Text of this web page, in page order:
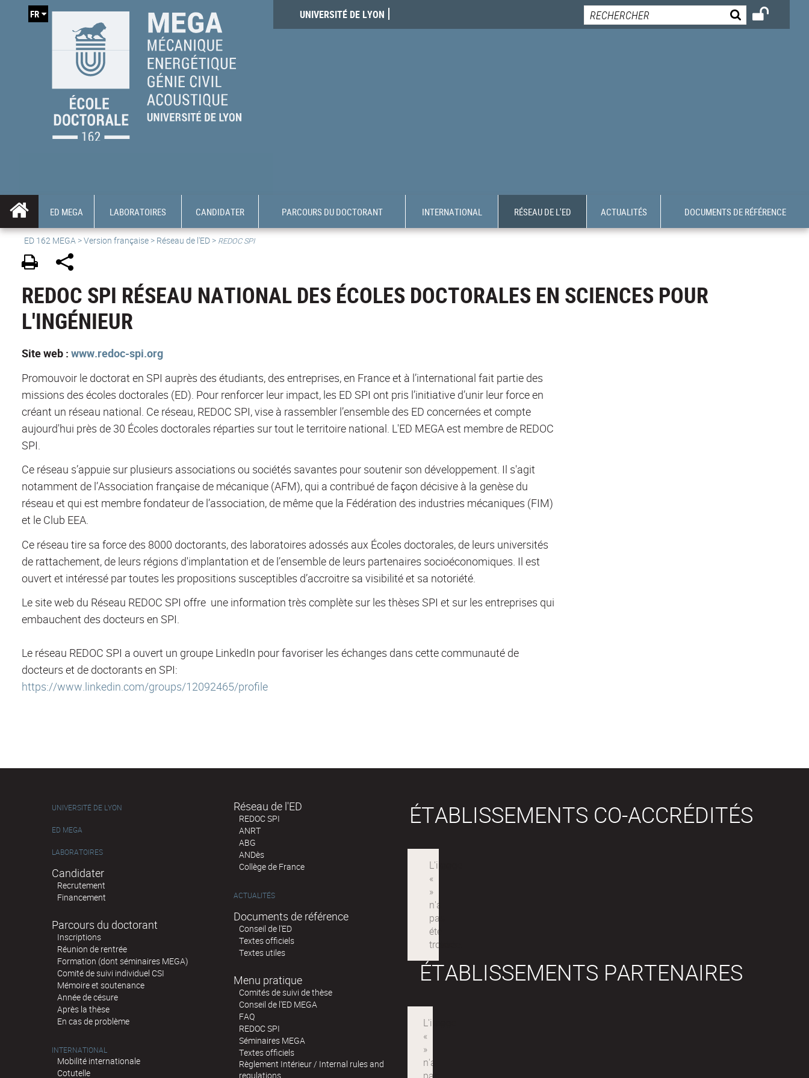
UNIVERSITÉ DE LYON
FR
ED MEGA LABORATOIRES CANDIDATER PARCOURS DU DOCTORANT INTERNATIONAL RÉSEAU DE L'ED ACTUALITÉS DOCUMENTS DE RÉFÉRENCE
ED 162 MEGA >Version française > Réseau de l'ED > REDOC SPI
REDOC SPI RÉSEAU NATIONAL DES ÉCOLES DOCTORALES EN SCIENCES POUR
L'INGÉNIEUR
Site web : www.redoc-spi.org
Promouvoir le doctorat en SPI auprès des étudiants, des entreprises, en France et à l’international fait partie des
missions des écoles doctorales (ED). Pour renforcer leur impact, les ED SPI ont pris l’initiative d’unir leur force en
créant un réseau national. Ce réseau, REDOC SPI, vise à rassembler l’ensemble des ED concernées et compte
aujourd'hui près de 30 Écoles doctorales réparties sur tout le territoire national. L'ED MEGA est membre de REDOC
SPI.
Ce réseau s’appuie sur plusieurs associations ou sociétés savantes pour soutenir son développement. Il s'agit
notamment de l’Association française de mécanique (AFM), qui a contribué de façon décisive à la genèse du
réseau et qui est membre fondateur de l’association, de même que la Fédération des industries mécaniques (FIM)
et le Club EEA.
Ce réseau tire sa force des 8000 doctorants, des laboratoires adossés aux Écoles doctorales, de leurs universités
de rattachement, de leurs régions d'implantation et de l’ensemble de leurs partenaires socioéconomiques. Il est
ouvert et intéressé par toutes les propositions susceptibles d’accroitre sa visibilité et sa notoriété.
Le site web du Réseau REDOC SPI offre une information très complète sur les thèses SPI et sur les entreprises qui
embauchent des docteurs en SPI.
Le réseau REDOC SPI a ouvert un groupe LinkedIn pour favoriser les échanges dans cette communauté de
docteurs et de doctorants en SPI:
https://www.linkedin.com/groups/12092465/profile
UNIVERSITÉ DE LYON
ED MEGA
LABORATOIRES
Candidater
Recrutement
Financement
Parcours du doctorant
Inscriptions
Réunion de rentrée
Formation (dont séminaires MEGA)
Comité de suivi individuel CSI
Mémoire et soutenance
Année de césure
Après la thèse
En cas de problème
INTERNATIONAL
Mobilité internationale
Cotutelle
Réseau de l'ED
REDOC SPI
ANRT
ABG
ANDès
Collège de France
ACTUALITÉS
Documents de référence
Conseil de l'ED
Textes officiels
Textes utiles
Menu pratique
Comités de suivi de thèse
Conseil de l'ED MEGA
FAQ
REDOC SPI
Séminaires MEGA
Textes officiels
Règlement Intérieur / Internal rules and
regulations
ÉTABLISSEMENTS CO-ACCRÉDITÉS
ÉTABLISSEMENTS PARTENAIRES